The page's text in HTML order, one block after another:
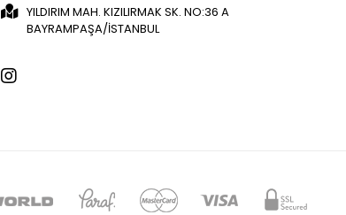
YILDIRIM MAH. KIZILIRMAK SK. NO:36 A
BAYRAMPAŞA/İSTANBUL